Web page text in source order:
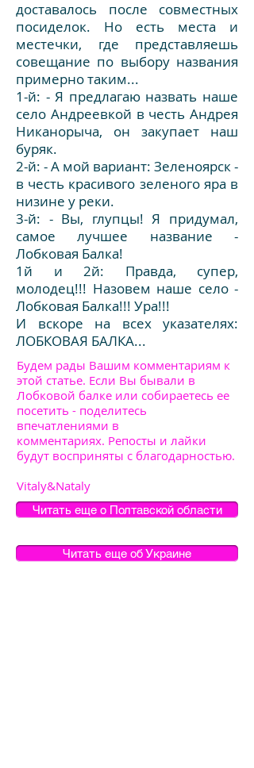
доставалось после совместных
посиделок. Но есть места и
местечки, где представляешь
совещание по выбору названия
примерно таким...
1-й: - Я предлагаю назвать наше
село Андреевкой в честь Андрея
Никанорыча, он закупает наш
буряк.
2-й: - А мой вариант: Зеленоярск -
в честь красивого зеленого яра в
низине у реки.
3-й: - Вы, глупцы! Я придумал,
самое лучшее название -
Лобковая Балка!
1й и 2й: Правда, супер,
молодец!!! Назовем наше село -
Лобковая Балка!!! Ура!!!
И вскоре на всех указателях:
ЛОБКОВАЯ БАЛКА...
Будем рады Вашим комментариям к
этой статье. Если Вы бывали в
Лобковой балке или собираетесь ее
посетить - поделитесь
впечатлениями в
комментариях. Репосты и лайки
будут восприняты с благодарностью.
Vitaly&Nataly
Читать еще о Полтавской области
Читать еще об Украине